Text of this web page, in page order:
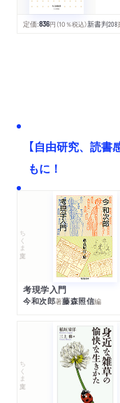
定価:836円 （10％税込）新書判208
【自由研究、読
もに！
ちくま文庫
考現学入門
今和次郎著藤森照信編
ちくま文庫